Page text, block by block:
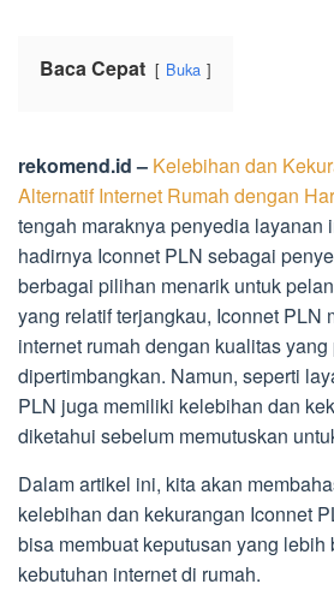
Baca Cepat Buka
rekomend.id – Kelebihan dan
Alternatif Internet Rumah dengan
tengah maraknya penyedia layanan
hadirnya Iconnet PLN sebagai
berbagai pilihan menarik untuk
yang relatif terjangkau, Iconnet PLN
internet rumah dengan kualitas yang
dipertimbangkan. Namun, seperti
PLN juga memiliki kelebihan dan
diketahui sebelum memutuskan
Dalam artikel ini, kita akan
kelebihan dan kekurangan Iconnet
bisa membuat keputusan yang
kebutuhan internet di rumah.